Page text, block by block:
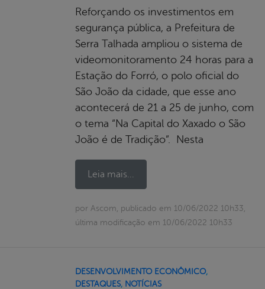
Reforçando os investimentos em
segurança pública, a Prefeitura de
Serra Talhada ampliou o sistema de
videomonitoramento 24 horas para a
Estação do Forró, o polo oficial do
São João da cidade, que esse ano
acontecerá de 21 a 25 de junho, com
o tema “Na Capital do Xaxado o São
João é de Tradição”. Nesta
Leia mais...
por Ascom, publicado em 10/06/2022 10h33,
última modificação em 10/06/2022 10h33
DESENVOLVIMENTO ECONÔMICO,
DESTAQUES, NOTÍCIAS